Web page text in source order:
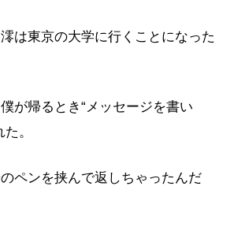
は東京の大学に行くことになった
が帰るとき“メッセージを書い
。
ペンを挟んで返しちゃったんだ